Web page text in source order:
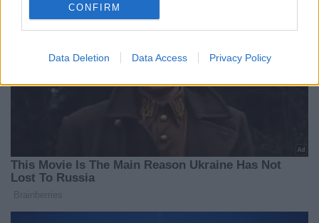
CONFIRM
Data Deletion Data Access Privacy Policy